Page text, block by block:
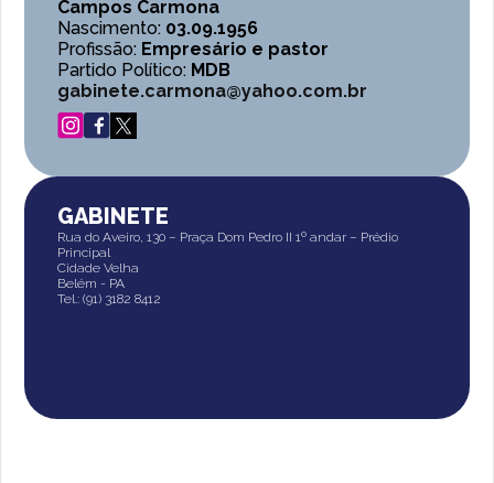
Campos Carmona
Nascimento: 03.09.1956
Profissão: Empresário e pastor
Partido Político: MDB
gabinete.carmona@yahoo.com.br
GABINETE
Rua do Aveiro, 130 – Praça Dom Pedro II 1º andar – Prédio
Principal
Cidade Velha
Belém - PA
Tel.: (91) 3182 8412